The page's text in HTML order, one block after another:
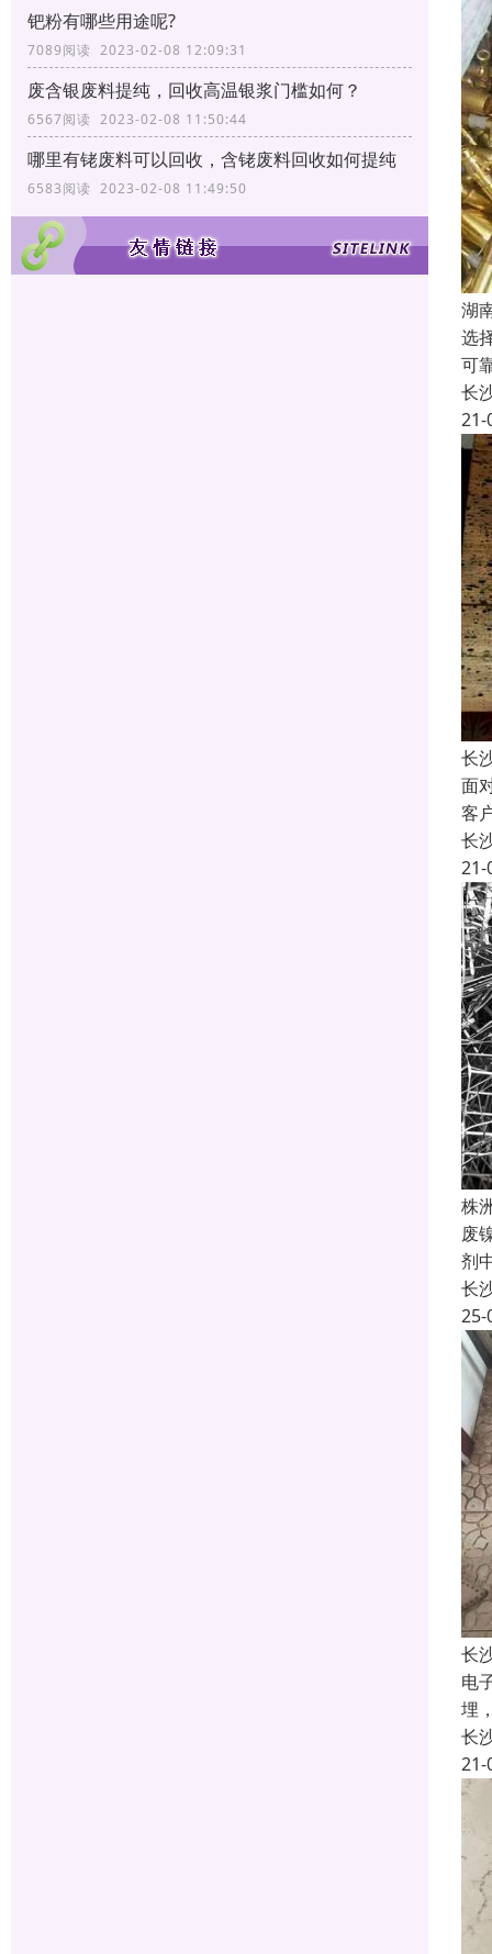
钯粉有哪些用途呢?
7089阅读 2023-02-08 12:09:31
废含银废料提纯，回收高温银浆门槛如何？
6567阅读 2023-02-08 11:50:44
哪里有铑废料可以回收，含铑废料回收如何提纯
6583阅读 2023-02-08 11:49:50
湖
选
可
长
21-
长
面
客
长
21-
株
废
剂
长
25-
长
电
埋
长
21-